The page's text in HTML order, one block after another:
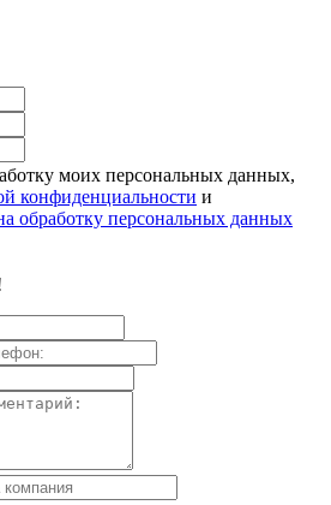
моих персональных данных,
конфиденциальности и
обработку персональных данных